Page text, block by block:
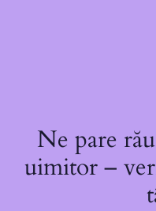
Ne pare
uimitor –